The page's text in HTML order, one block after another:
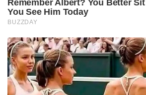
Remember Albert? You Better
You See Him Today
BUZZDAY